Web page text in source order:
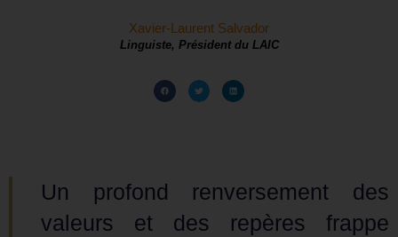
Xavier-Laurent Salvador
Linguiste, Président du LAIC
Un profond renversement des
valeurs et des repères frappe